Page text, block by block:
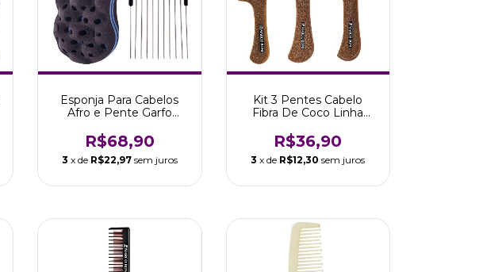
Esponja Para Cabelos
Afro e Pente Garfo
R$68,90
3 x de R$22,97 sem juros
Kit 3 Pentes Cabelo
Fibra De Coco Linha
R$36,90
3 x de R$12,30 sem juros